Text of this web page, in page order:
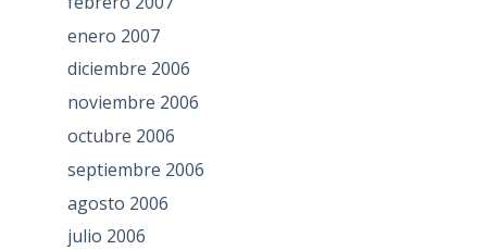
enero 2007
diciembre 2006
noviembre 2006
octubre 2006
septiembre 2006
agosto 2006
julio 2006